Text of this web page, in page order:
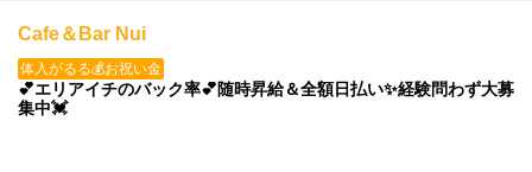
Cafe＆Bar Nui
体入がるる💰お祝い金
💕エリアイチのバック率💕随時昇給＆全額日払い✨経験問わず大募
集中💓